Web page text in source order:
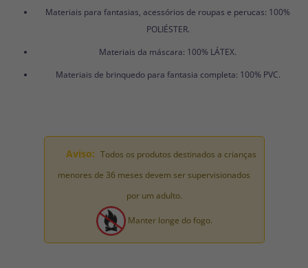
Materiais para fantasias, acessórios de roupas e perucas: 100%
POLIÉSTER.
Materiais da máscara: 100% LÁTEX.
Materiais de brinquedo para fantasia completa: 100% PVC.
Aviso: Todos os produtos destinados a crianças
menores de 36 meses devem ser supervisionados
por um adulto.
Manter longe do fogo.